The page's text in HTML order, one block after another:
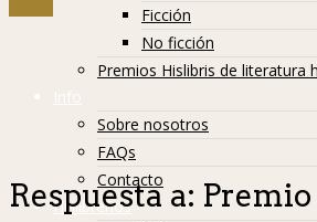
Ficción
No ficción
Premios Hislibris de literatura
Info
Sobre nosotros
FAQs
Contacto
Hislibreños
Respuesta a: